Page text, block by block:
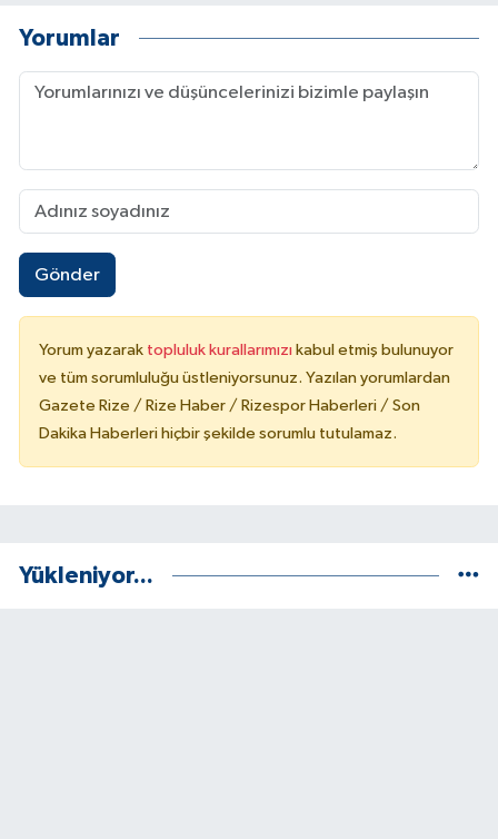
Yorumlar
Gönder
Yorum yazarak topluluk kurallarımızı kabul etmiş bulunuyor
ve tüm sorumluluğu üstleniyorsunuz. Yazılan yorumlardan
Gazete Rize / Rize Haber / Rizespor Haberleri / Son
Dakika Haberleri hiçbir şekilde sorumlu tutulamaz.
Yükleniyor...